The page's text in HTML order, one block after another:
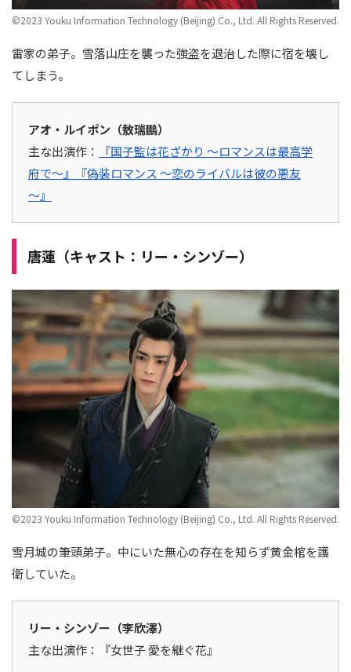
©2023 Youku Information Technology (Beijing) Co., Ltd. All Rights Reserved.
雷家の弟子。雪落山庄を襲った強盗を退治した際に宿を壊し
てしまう。
アオ・ルイポン（敖瑞鵬）
主な出演作：
『国子監は花ざかり ～ロマンスは最高学
府で～』
『偽装ロマンス ～恋のライバルは彼の悪友
～』
唐蓮（キャスト：リー・シンゾー）
©2023 Youku Information Technology (Beijing) Co., Ltd. All Rights Reserved.
雪月城の筆頭弟子。中にいた無心の存在を知らず黄金棺を護
衛していた。
リー・シンゾー（李欣澤）
主な出演作：『女世子 愛を継ぐ花』